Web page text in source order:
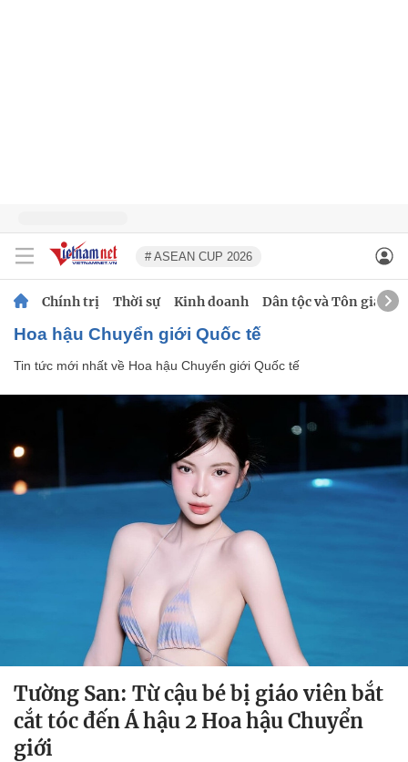
# ASEAN CUP 2026
Chính trị Thời sự Kinh doanh Dân tộc và Tôn giáo
Hoa hậu Chuyển giới Quốc tế
Tin tức mới nhất về Hoa hậu Chuyển giới Quốc tế
Tường San: Từ cậu bé bị giáo viên bắt
cắt tóc đến Á hậu 2 Hoa hậu Chuyển
giới